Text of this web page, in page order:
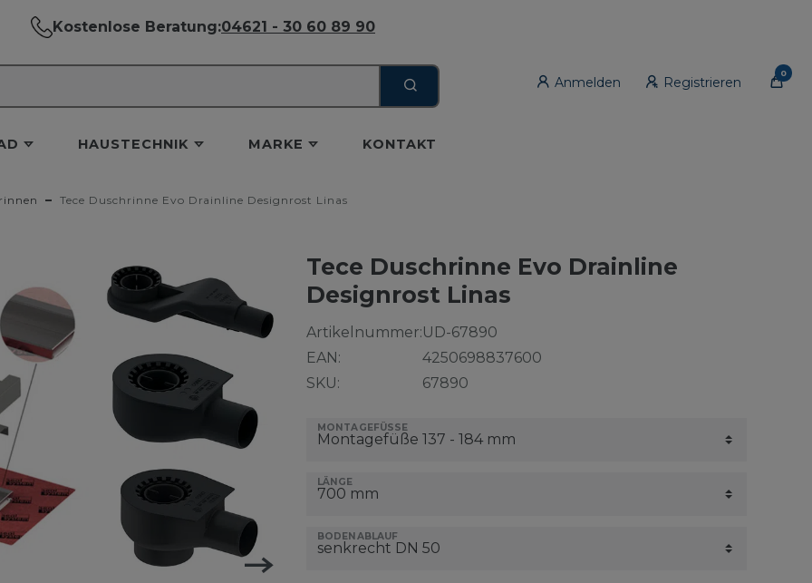
Kostenlose Beratung:04621 - 30 60 89 90
Anmelden Registrieren
0
HAUSTECHNIK MARKE KONTAKT
Tece Duschrinne Evo Drainline Designrost Linas
Tece Duschrinne Evo Drainline
Designrost Linas
Artikelnummer:
EAN:
SKU:
UD-67890
4250698837600
67890
MONTAGEFÜSSE
LÄNGE
BODENABLAUF